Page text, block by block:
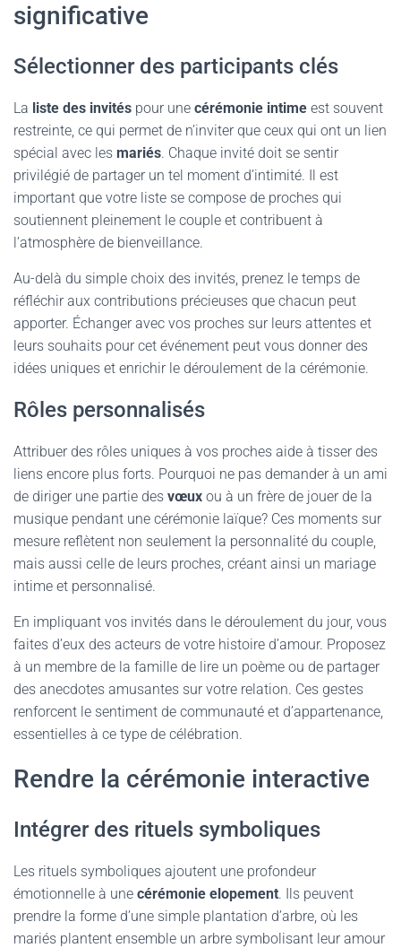
significative
Sélectionner des participants clés
La liste des invités pour une cérémonie intime est souvent
restreinte, ce qui permet de n’inviter que ceux qui ont un lien
spécial avec les mariés. Chaque invité doit se sentir
privilégié de partager un tel moment d’intimité. Il est
important que votre liste se compose de proches qui
soutiennent pleinement le couple et contribuent à
l’atmosphère de bienveillance.
Au-delà du simple choix des invités, prenez le temps de
réfléchir aux contributions précieuses que chacun peut
apporter. Échanger avec vos proches sur leurs attentes et
leurs souhaits pour cet événement peut vous donner des
idées uniques et enrichir le déroulement de la cérémonie.
Rôles personnalisés
Attribuer des rôles uniques à vos proches aide à tisser des
liens encore plus forts. Pourquoi ne pas demander à un ami
de diriger une partie des vœux ou à un frère de jouer de la
musique pendant une cérémonie laïque? Ces moments sur
mesure reflètent non seulement la personnalité du couple,
mais aussi celle de leurs proches, créant ainsi un mariage
intime et personnalisé.
En impliquant vos invités dans le déroulement du jour, vous
faites d’eux des acteurs de votre histoire d’amour. Proposez
à un membre de la famille de lire un poème ou de partager
des anecdotes amusantes sur votre relation. Ces gestes
renforcent le sentiment de communauté et d’appartenance,
essentielles à ce type de célébration.
Rendre la cérémonie interactive
Intégrer des rituels symboliques
Les rituels symboliques ajoutent une profondeur
émotionnelle à une cérémonie elopement. Ils peuvent
prendre la forme d’une simple plantation d’arbre, où les
mariés plantent ensemble un arbre symbolisant leur amour